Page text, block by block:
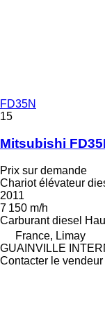
FD35N
15
Mitsubishi
Prix sur demande
Chariot élévateur
2011
7 150 m/h
Carburant diesel
France, Limay
GUAINVILLE
Contacter le vendeur